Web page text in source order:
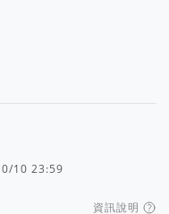
10 23:59
資訊說明